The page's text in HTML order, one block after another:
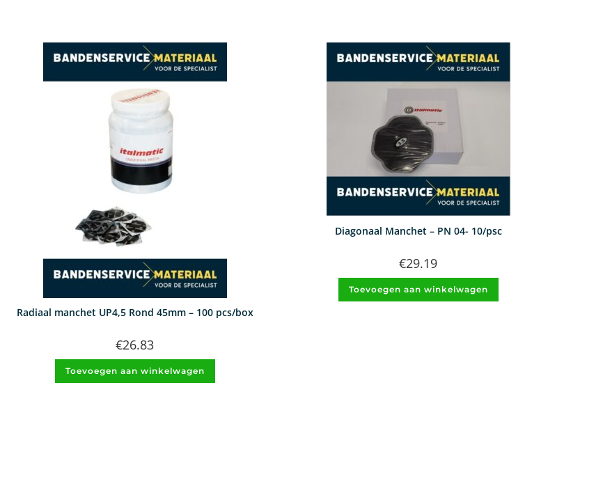
Radiaal manchet UP4,5 Rond 45mm – 100 pcs/box
€26.83
Toevoegen aan winkelwagen
Diagonaal Manchet – PN 04- 10/psc
€29.19
Toevoegen aan winkelwagen